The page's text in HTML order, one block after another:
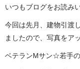
いつもブログをお読み
今回は先月、建物引渡
ましたので、写真をア
ベテランMサン☆若手の